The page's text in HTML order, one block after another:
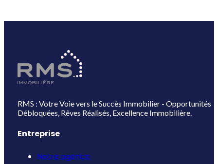
RMS : Votre Voie vers le Succès Immobilier - Opportunités
Débloquées, Rêves Réalisés, Excellence Immobilière.
Entreprise
Notre agence